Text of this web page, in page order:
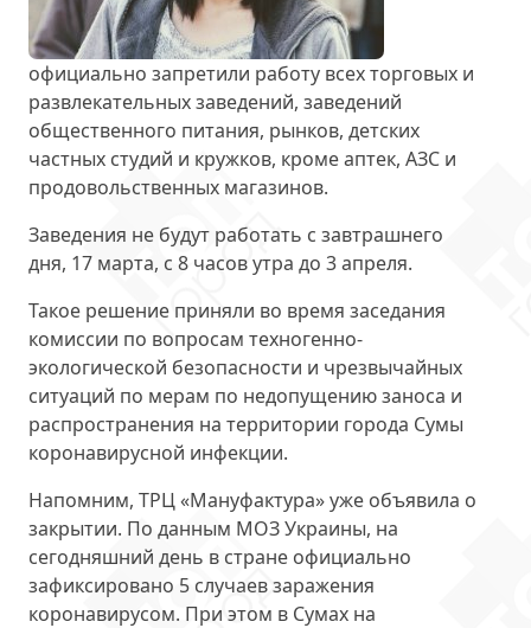
официально запретили работу всех торговых и
развлекательных заведений, заведений
общественного питания, рынков, детских
частных студий и кружков, кроме аптек, АЗС и
продовольственных магазинов.
Заведения не будут работать с завтрашнего
дня, 17 марта, с 8 часов утра до 3 апреля.
Такое решение приняли во время заседания
комиссии по вопросам техногенно-
экологической безопасности и чрезвычайных
ситуаций по мерам по недопущению заноса и
распространения на территории города Сумы
коронавирусной инфекции.
Напомним, ТРЦ «Мануфактура» уже объявила о
закрытии. По данным МОЗ Украины, на
сегодняшний день в стране официально
зафиксировано 5 случаев заражения
коронавирусом. При этом в Сумах на